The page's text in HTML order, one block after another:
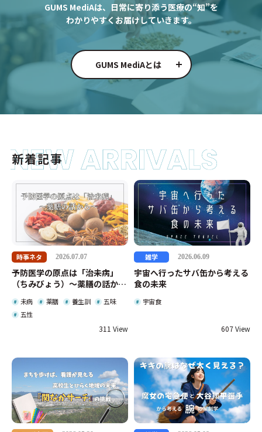
GUMS MediAは、日常に寄り添う医療の“知”を
わかりやすくお届けしていきます。
GUMS MediAとは
新着記事
時事ネタ 2026.07.07
予防医学の原点は「治未病」
（ちみびょう）～薬膳の話から
未病 薬膳 養生訓
五味
五性
311
雑学 2026.06.09
宇宙へ行ったサバ缶から考える
食の未来
宇宙食
607